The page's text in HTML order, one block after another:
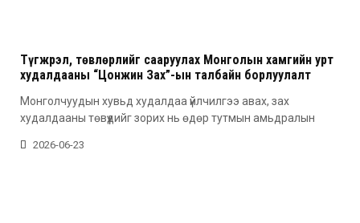
Түгжрэл, төвлөрлийг сааруулах Монголын хамгийн урт
худалдааны “Цонжин Зах”-ын талбайн борлуулалт
Монголчуудын хувьд худалдаа үйлчилгээ авах, зах
худалдааны төвүүдийг зорих нь өдөр тутмын амьдралын
2026-06-23